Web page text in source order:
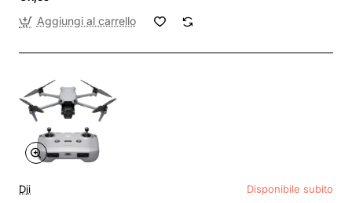
Aggiungi al carrello
Dji Disponibile subito